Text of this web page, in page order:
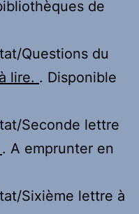
de
Questions du
lire. . Disponible
Seconde lettre
. A emprunter en
Sixième lettre à